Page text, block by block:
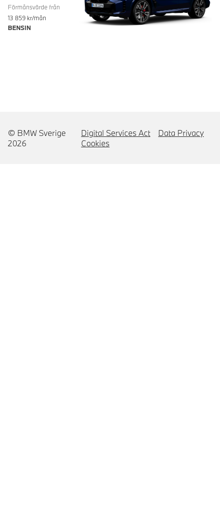
Förmånsvärde från
13 859 kr/mån
BENSIN
© BMW Sverige
2026
Digital Services Act
Data Privacy
Cookies